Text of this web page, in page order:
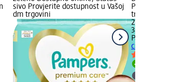
sivo Provjerite dostupnost u Vašoj
dm trgovini
Provjerite
trgovini
29,55 KM
38 kom.
Pampers
care